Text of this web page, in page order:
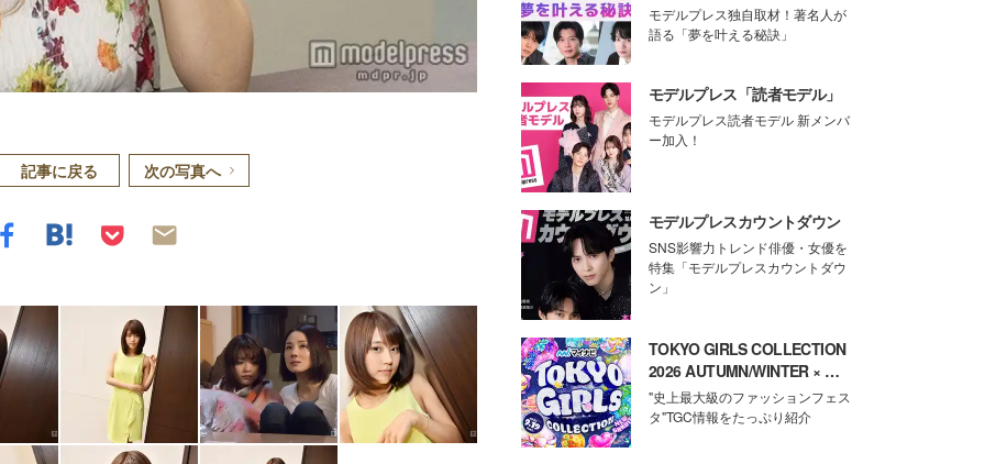
記事に戻る 次の写真へ
モデルプレス独自取材！著名人が
語る「夢を叶える秘訣」
モデルプレス「読者モデル」
モデルプレス読者モデル 新メンバ
ー加入！
モデルプレスカウントダウン
SNS影響力トレンド俳優・女優を
特集「モデルプレスカウントダウ
ン」
TOKYO GIRLS COLLECTION
2026 AUTUMN/WINTER × モ
デルプレス
"史上最大級のファッションフェス
タ"TGC情報をたっぷり紹介